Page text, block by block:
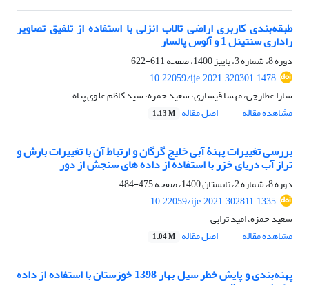
طبقه‌بندی کاربری اراضی تالاب انزلی با استفاده از تلفیق تصاویر
راداری سنتینل 1 و آلوس پالسار
دوره 8، شماره 3، پاییز 1400، صفحه
611-622
10.22059/ije.2021.320301.1478
سارا عطارچی، مهسا قیساری، سعید حمزه، سید کاظم علوی پناه
مشاهده مقاله
اصل مقاله 1.13 M
بررسی تغییرات پهنۀ آبی خلیج گرگان و ارتباط آن با تغییرات بارش و
تراز آب دریای خزر با استفاده از داده ‏های سنجش از دور
دوره 8، شماره 2، تابستان 1400، صفحه
475-484
10.22059/ije.2021.302811.1335
سعید حمزه، امید ترابی
مشاهده مقاله
اصل مقاله 1.04 M
پهنه‌‌بندی و پایش خطر سیل بهار 1398 خوزستان با استفاده از داده